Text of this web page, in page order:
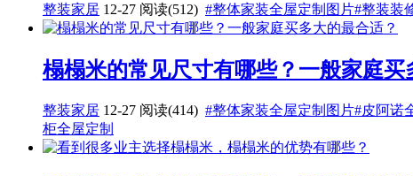
整装家居 12-27 阅读(512) #整体家装全屋定制图片#整装装
榻榻米的常见尺寸有哪些？一般家庭买
整装家居 12-27 阅读(414) #整体家装全屋定制图片#皮阿诺
柜全屋定制